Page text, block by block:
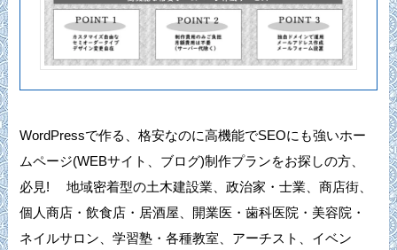
WordPressで作る、格安なのに高機能でSEOにも強いホー
ムページ(WEBサイト、ブログ)制作プランをお探しの方、
必見! 地域密着型の土木建設業、政治家・士業、商店街、
個人商店・飲食店・居酒屋、開業医・歯科医院・美容院・
ネイルサロン、学習塾・各種教室、アーチスト、イベン